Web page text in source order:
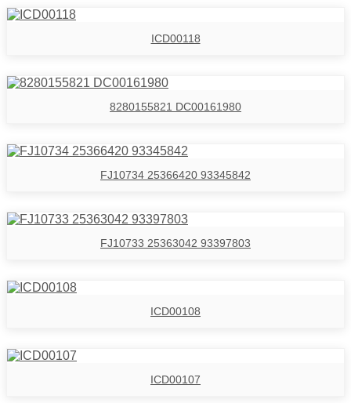
ICD00118
8280155821 DC00161980
FJ10734 25366420 93345842
FJ10733 25363042 93397803
ICD00108
ICD00107